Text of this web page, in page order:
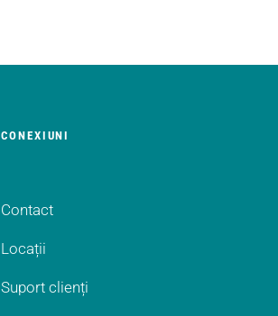
CONEXIUNI
Contact
Locații
Suport clienți